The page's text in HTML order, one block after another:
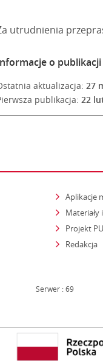
utrudnienia
o publikacji
aktualizacja: 27
publikacja: 22
Aplikacje
Projekt
Redakcja
Serwer : 69